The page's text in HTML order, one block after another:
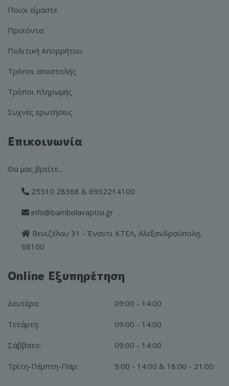
Ποιοι είμαστε
Προϊόντα
Πολιτική Απορρήτου
Τρόποι αποστολής
Τρόποι πληρωμής
Συχνές ερωτήσεις
Επικοινωνία
Θα μας βρείτε...
25510 28368 & 6932214100
info@bambolavaptisi.gr
Βενιζέλου 31 - Έναντι ΚΤΕΛ, Αλεξανδρούπολη,
68100
Online Εξυπηρέτηση
Δευτέρα: 09:00 - 14:00
Τετάρτη: 09:00 - 14:00
Σάββατο: 09:00 - 14:00
Τρίτη-Πέμπτη-Παρ: 9:00 - 14:00 & 18:00 - 21:00